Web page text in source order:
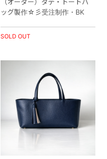
（オーダー）タテ・トートバ
ッグ製作☆彡受注制作・BK
SOLD OUT